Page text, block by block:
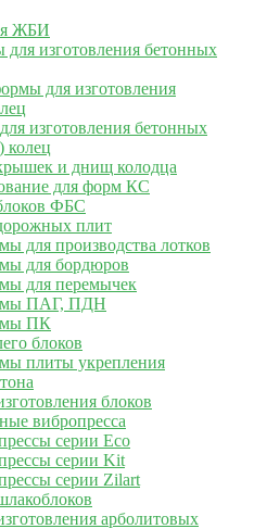
ЖБИ
изготовления бетонных
для изготовления
изготовления бетонных
колец
и днищ колодца
для форм КС
ФБС
плит
для производства лотков
для бордюров
для перемычек
ПАГ, ПДН
ПК
блоков
плиты укрепления
блоков
вибропресса
серии Eco
серии Kit
серии Zilart
арболитовых